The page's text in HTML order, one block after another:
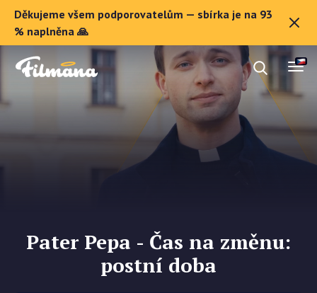
Děkujeme všem podporovatelům — sbírka je na 93
% naplněna 🙏
O Filmaně
Dárkové poukazy
Pater Pepa - Čas na změnu:
postní doba